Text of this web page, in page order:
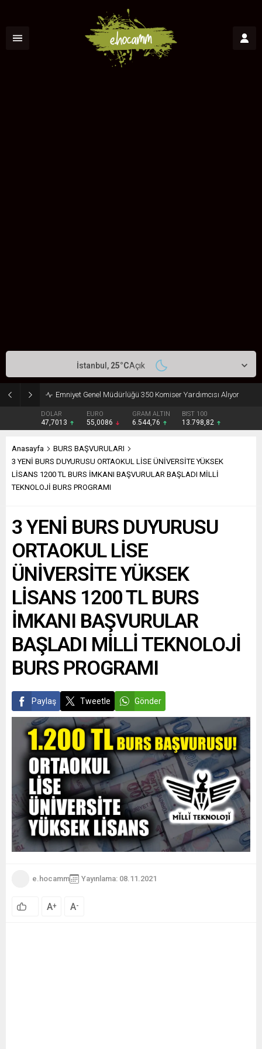
Emniyet Genel Müdürlüğü 350 Komiser Yardımcısı Alıyor
DOLAR
47,7013
EURO
55,0086
GRAM ALTIN
6.544,76
BIST 100
13.798,82
İstanbul, 25°CAçık
Anasayfa
BURS BAŞVURULARI
3 YENİ BURS DUYURUSU ORTAOKUL LİSE ÜNİVERSİTE YÜKSEK
LİSANS 1200 TL BURS İMKANI BAŞVURULAR BAŞLADI MİLLİ
TEKNOLOJİ BURS PROGRAMI
3 YENİ BURS DUYURUSU
ORTAOKUL LİSE
ÜNİVERSİTE YÜKSEK
LİSANS 1200 TL BURS
İMKANI BAŞVURULAR
BAŞLADI MİLLİ TEKNOLOJİ
BURS PROGRAMI
Paylaş Tweetle Gönder
e.hocamm Yayınlama: 08.11.2021
A+ A-